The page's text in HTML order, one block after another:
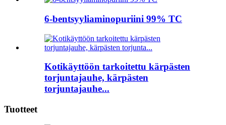
6-bentsyyliaminopuriini 99% TC
Kotikäyttöön tarkoitettu kärpästen
torjuntajauhe, kärpästen
torjuntajauhe...
Tuotteet